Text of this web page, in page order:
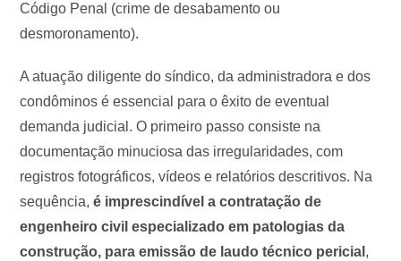
Código Penal (crime de desabamento ou
desmoronamento).
A atuação diligente do síndico, da administradora e dos
condôminos é essencial para o êxito de eventual
demanda judicial. O primeiro passo consiste na
documentação minuciosa das irregularidades, com
registros fotográficos, vídeos e relatórios descritivos. Na
sequência,é imprescindível a contratação de
engenheiro civil especializado em patologias da
construção, para emissão de laudo técnico pericial ,